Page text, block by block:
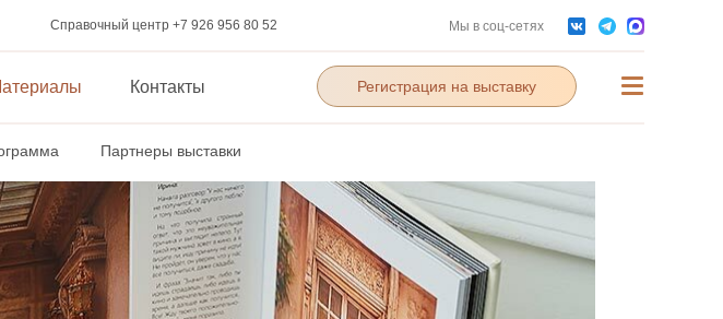
Партнеры выставки
Контакты
Справочный центр +7 926 956 80 52
Регистрация на выставку
Мы в соц-сетях
Кассы:+123 345 456 67
вт.-вск. 09:00-21:00